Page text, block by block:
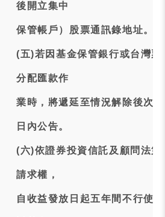
後開立集中
保管帳戶）股票通訊錄地址。
(五)若因基金保管銀行或台灣
分配匯款作
業時，將遞延至情況解除後次
日內公告。
(六)依證券投資信託及顧問法
請求權，
自收益發放日起五年間不行使